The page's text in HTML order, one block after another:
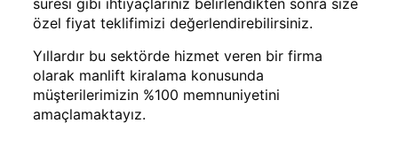
süresi gibi ihtiyaçlarınız belirlendikten sonra size
özel fiyat teklifimizi değerlendirebilirsiniz.
Yıllardır bu sektörde hizmet veren bir firma
olarak manlift kiralama konusunda
müşterilerimizin %100 memnuniyetini
amaçlamaktayız.